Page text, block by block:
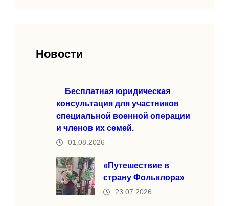
Новости
Бесплатная юридическая
консультация для участников
специальной военной операции
и членов их семей.
01.08.2026
«Путешествие в
страну Фольклора»
23.07.2026